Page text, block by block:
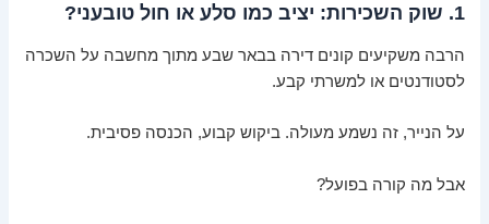
1. שוק השכירות: יציב כמו סלע או חול טובעני?
הרבה משקיעים קונים דירה בבאר שבע מתוך מחשבה על השכרה
לסטודנטים או למשרתי קבע.
על הנייר, זה נשמע מעולה. ביקוש קבוע, הכנסה פסיבית.
אבל מה קורה בפועל?